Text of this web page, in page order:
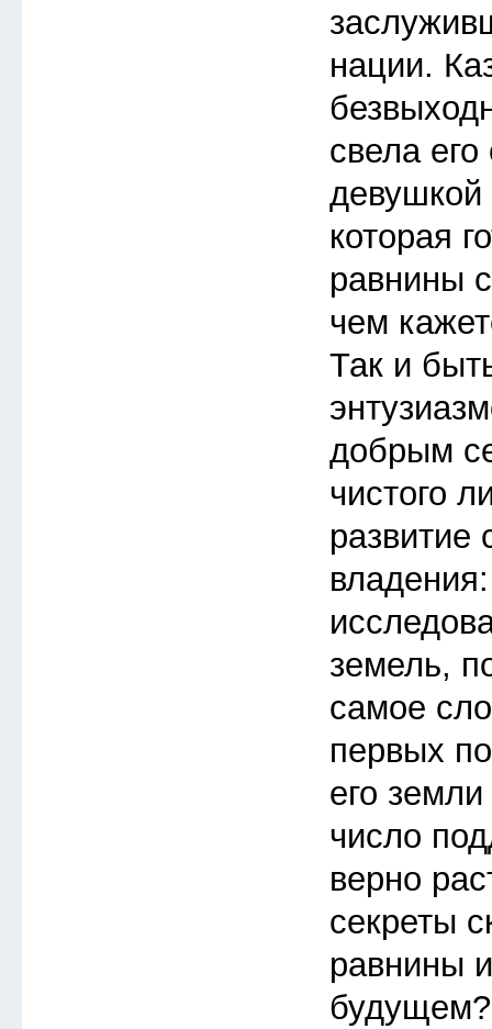
нации.
свела его
которая
равнины
чем
Так и
добрым
чистого
развитие
земель,
самое
первых
его
число
верно
секреты
равнины
будущем?